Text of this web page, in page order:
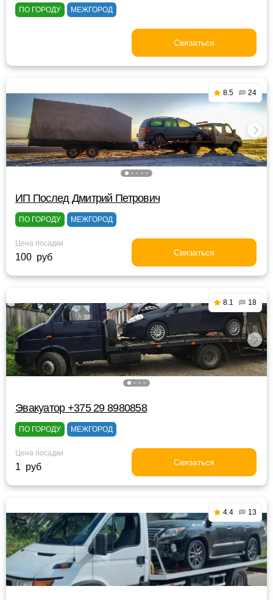
ПО ГОРОДУ МЕЖГОРОД
Связаться
8.5 24
ИП Послед Дмитрий Петрович
ПО ГОРОДУ МЕЖГОРОД
Цена посадки
100 руб Связаться
8.1 18
Эвакуатор +375 29 8980858
ПО ГОРОДУ МЕЖГОРОД
Цена посадки
1 руб Связаться
4.4 13